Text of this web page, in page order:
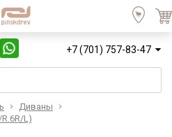
+7 (701) 757-83-47
Диваны
L)